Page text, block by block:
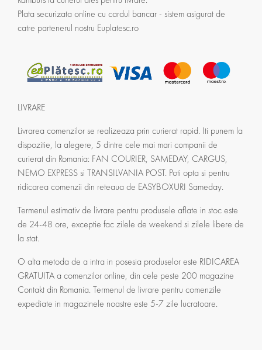
Plata securizata online cu cardul bancar - sistem asigurat de
catre partenerul nostru Euplatesc.ro
LIVRARE
Livrarea comenzilor se realizeaza prin curierat rapid. Iti punem la
dispozitie, la alegere, 5 dintre cele mai mari companii de
curierat din Romania: FAN COURIER, SAMEDAY, CARGUS,
NEMO EXPRESS si TRANSILVANIA POST. Poti opta si pentru
ridicarea comenzii din reteaua de EASYBOXURI Sameday.
Termenul estimativ de livrare pentru produsele aflate in stoc este
de 24-48 ore, exceptie fac zilele de weekend si zilele libere de
la stat.
O alta metoda de a intra in posesia produselor este RIDICAREA
GRATUITA a comenzilor online, din cele peste 200 magazine
Contakt din Romania. Termenul de livrare pentru comenzile
expediate in magazinele noastre este 5-7 zile lucratoare.